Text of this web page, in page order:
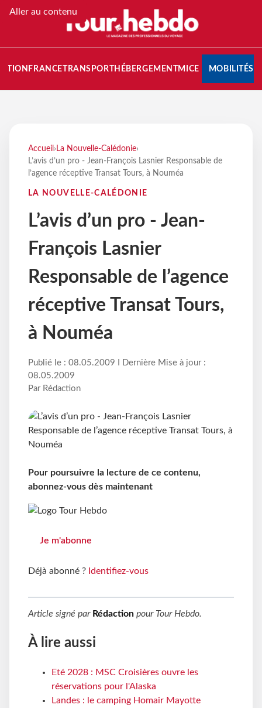
Aller au contenu
FRANCETRANSPORT HÉBERGEMENTMICE MOBILITÉS
Accueil › La Nouvelle-Calédonie›
L’avis d’un pro - Jean-François Lasnier Responsable de
l’agence réceptive Transat Tours, à Nouméa
LA NOUVELLE-CALÉDONIE
L’avis d’un pro - Jean-
François Lasnier
Responsable de l’agence
réceptive Transat Tours,
à Nouméa
Publié le : 08.05.2009 I Dernière Mise à jour :
08.05.2009
Par Rédaction
Pour poursuivre la lecture de ce contenu,
abonnez-vous dès maintenant
Je m'abonne
Déjà abonné ? Identifiez-vous
Article signé par Rédaction pour Tour Hebdo.
À lire aussi
Eté 2028 : MSC Croisières ouvre les
réservations pour l'Alaska
Landes : le camping Homair Mayotte